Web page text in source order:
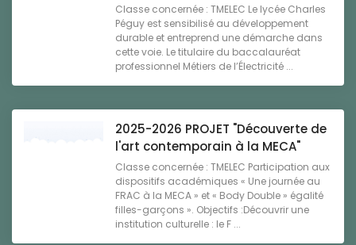
Classe concernée : TMELEC Le lycée Charles
Péguy est sensibilisé au développement
durable et entreprend une démarche dans
cette voie. Le titulaire du baccalauréat
professionnel Métiers de l’Électricité ...
2025-2026 PROJET "Découverte de
l'art contemporain à la MECA"
Classe concernée : TMELEC Participation aux
dispositifs académiques « Une journée au
FRAC à la MECA » et « Body Double » égalité
filles-garçons ». Objectifs :Découvrir une
institution culturelle : le F ...